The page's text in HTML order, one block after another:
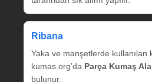
Ribana
Yaka ve manşetlerde kullanılan
kumas.org’da Parça Kumaş
bulunur.